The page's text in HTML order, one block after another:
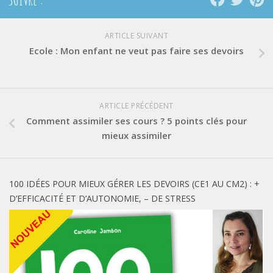
ARTICLE SUIVANT
Ecole : Mon enfant ne veut pas faire ses devoirs
ARTICLE PRÉCÉDENT
Comment assimiler ses cours ? 5 points clés pour
mieux assimiler
100 IDÉES POUR MIEUX GÉRER LES DEVOIRS (CE1 AU CM2) : +
D’EFFICACITÉ ET D’AUTONOMIE, – DE STRESS